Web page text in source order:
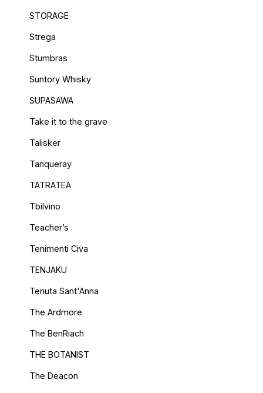
STORAGE
Strega
Stumbras
Suntory Whisky
SUPASAWA
Take it to the grave
Talisker
Tanqueray
TATRATEA
Tbilvino
Teacher’s
Tenimenti Civa
TENJAKU
Tenuta Sant'Anna
The Ardmore
The BenRiach
THE BOTANIST
The Deacon